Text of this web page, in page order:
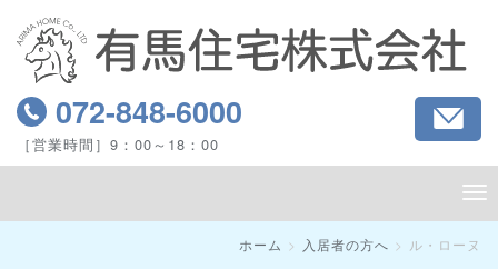
072-848-6000
［営業時間］9：00～18：00
ホーム 入居者の方へ ル・ローヌ